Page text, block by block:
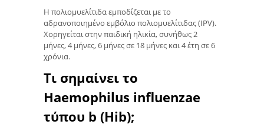
Η πολιομυελίτιδα εμποδίζεται με το
αδρανοποιημένο εμβόλιο πολιομυελίτιδας (IPV).
Χορηγείται στην παιδική ηλικία, συνήθως 2
μήνες, 4 μήνες, 6 μήνες σε 18 μήνες και 4 έτη σε 6
χρόνια.
Τι σημαίνει το
Haemophilus influenzae
τύπου b (Hib);